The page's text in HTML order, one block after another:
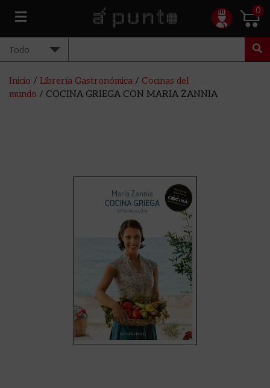
0
Inicio / Librería Gastronómica / Cocinas del
mundo / COCINA GRIEGA CON MARIA ZANNIA